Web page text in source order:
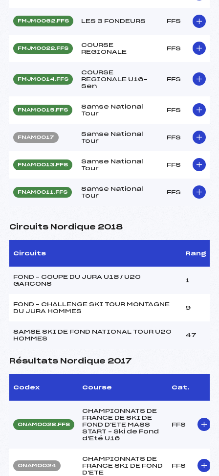
FMJM0062.FFS LES 3 FONDEURS FFS
FMJM0022.FFS
COURSE
REGIONALE
FFS
FMJM0014.FFS
COURSE
REGIONALE U16-
Sen
FFS
FNAM0015.FFS
Samse National
Tour
FFS
FNAM0017
Samse National
Tour
FFS
FNAM0013.FFS
Samse National
Tour
FFS
FNAM0011.FFS
Samse National
Tour
FFS
Circuits Nordique 2018
Circuits Rang
FOND – COUPE DU JURA U18 / U20
GARCONS
1
FOND – CHALLENGE SKI TOUR MONTAGNE
DU JURA HOMMES
9
SAMSE SKI DE FOND NATIONAL TOUR U20
HOMMES
47
Résultats Nordique 2017
Codex Course Cat.
ONAM0028.FFS
CHAMPIONNATS DE
FRANCE DE SKI DE
FOND D'ETE MASS
START – Ski de Fond
d'Eté U16
FFS
ONAM0024
CHAMPIONNATS DE
FRANCE SKI DE FOND
D'ETE
FFS